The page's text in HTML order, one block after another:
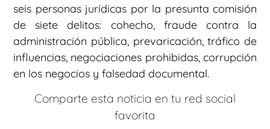
seis personas jurídicas por la presunta comisión
de siete delitos: cohecho, fraude contra la
administración pública, prevaricación, tráfico de
influencias, negociaciones prohibidas, corrupción
en los negocios y falsedad documental.
Comparte esta noticia en tu red social
favorita